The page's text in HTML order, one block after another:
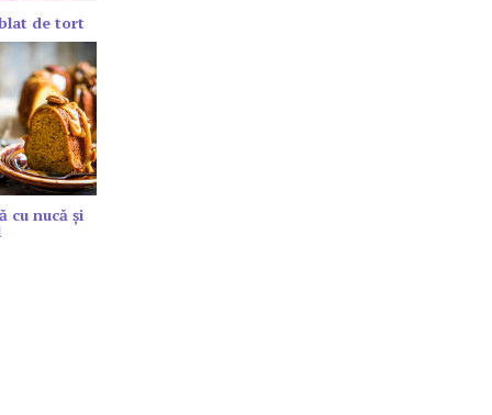
de tort
cu nucă și